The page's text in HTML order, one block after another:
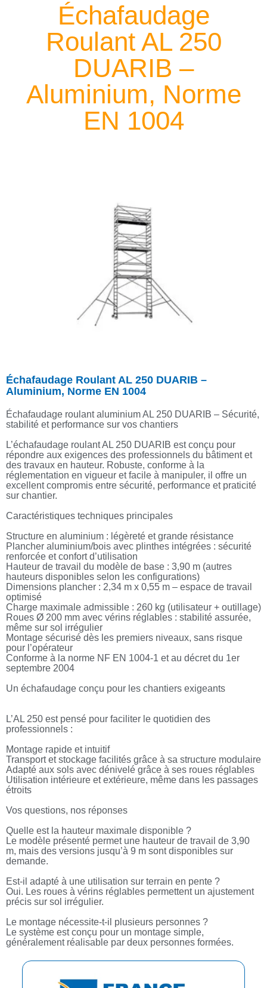
Échafaudage
Roulant AL 250
DUARIB –
Aluminium, Norme
EN 1004
Échafaudage Roulant AL 250 DUARIB –
Aluminium, Norme EN 1004
Échafaudage roulant aluminium AL 250 DUARIB – Sécurité,
stabilité et performance sur vos chantiers
L’échafaudage roulant AL 250 DUARIB est conçu pour
répondre aux exigences des professionnels du bâtiment et
des travaux en hauteur. Robuste, conforme à la
réglementation en vigueur et facile à manipuler, il offre un
excellent compromis entre sécurité, performance et praticité
sur chantier.
Caractéristiques techniques principales
Structure en aluminium : légèreté et grande résistance
Plancher aluminium/bois avec plinthes intégrées : sécurité
renforcée et confort d’utilisation
Hauteur de travail du modèle de base : 3,90 m (autres
hauteurs disponibles selon les configurations)
Dimensions plancher : 2,34 m x 0,55 m – espace de travail
optimisé
Charge maximale admissible : 260 kg (utilisateur + outillage)
Roues Ø 200 mm avec vérins réglables : stabilité assurée,
même sur sol irrégulier
Montage sécurisé dès les premiers niveaux, sans risque
pour l’opérateur
Conforme à la norme NF EN 1004-1 et au décret du 1er
septembre 2004
Un échafaudage conçu pour les chantiers exigeants
L’AL 250 est pensé pour faciliter le quotidien des
professionnels :
Montage rapide et intuitif
Transport et stockage facilités grâce à sa structure modulaire
Adapté aux sols avec dénivelé grâce à ses roues réglables
Utilisation intérieure et extérieure, même dans les passages
étroits
Vos questions, nos réponses
Quelle est la hauteur maximale disponible ?
Le modèle présenté permet une hauteur de travail de 3,90
m, mais des versions jusqu’à 9 m sont disponibles sur
demande.
Est-il adapté à une utilisation sur terrain en pente ?
Oui. Les roues à vérins réglables permettent un ajustement
précis sur sol irrégulier.
Le montage nécessite-t-il plusieurs personnes ?
Le système est conçu pour un montage simple,
généralement réalisable par deux personnes formées.